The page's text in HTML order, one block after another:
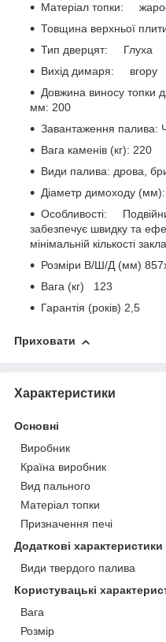
Матеріал топки:
Товщина верхньої
Тип дверцят: Глуха
Вихід димаря: вгору
Довжина виносу топки
мм: 200
Завантаження палива:
Вага каменів (кг): 220
Види палива: дрова,
Діаметр димоходу
Особливості:
забезпечує швидку та
мінімальній кількості
Розміри В/Ш/Д (мм)
Вага (кг) 123
Гарантія (років) 2,5
Приховати
Характеристики
Основні
Виробник
Країна виробник
Вид пального
Матеріал топки
Призначення печі
Додаткові
Види твердого палива
Користувацькi
Вага
Розмір